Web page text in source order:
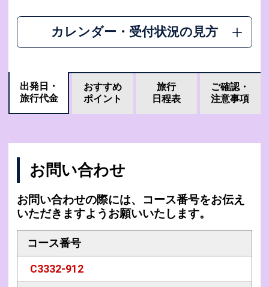
カレンダー・受付状況の見方
出発日・
旅行代金
おすすめ
ポイント
旅行
日程表
ご確認・
注意事項
お問い合わせ
お問い合わせの際には、コース番号をお伝え
いただきますようお願いいたします。
コース番号
C3332-912